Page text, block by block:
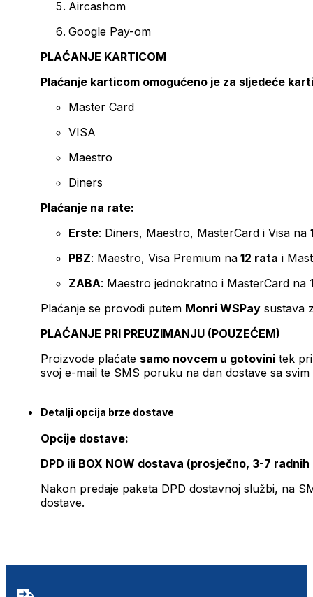
Aircashom
Google Pay-om
PLAĆANJE KARTICOM
Plaćanje karticom omogućeno je za sljedeće
Master Card
VISA
Maestro
Diners
Plaćanje na rate:
Erste: Diners, Maestro, MasterCard i Visa na
PBZ: Maestro, Visa Premium na 12 rata i
ZABA: Maestro jednokratno i MasterCard na
Plaćanje se provodi putem Monri WSPay sustava
PLAĆANJE PRI PREUZIMANJU (POUZEĆEM)
Proizvode plaćate samo novcem u gotovini tek
svoj e-mail te SMS poruku na dan dostave sa svim
Detalji opcija brze dostave
Opcije dostave:
DPD ili BOX NOW dostava (prosječno, 3-7 radnih
Nakon predaje paketa DPD dostavnoj službi, na
dostave.